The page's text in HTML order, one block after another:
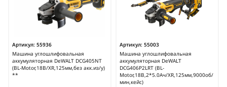
Артикул: 55936
Машина углошлифовальная
аккумуляторная DeWALT DCG405NT
(BL-Motor,18В/XR,125мм,без акк.из/у)
**
Артикул: 55003
Машина углошлифовальная
аккумуляторная DeWALT
DCG406P2LRT (BL-
Motor,18В,2*5.0Ач/XR,125мм,9000об/
мин,кейс)